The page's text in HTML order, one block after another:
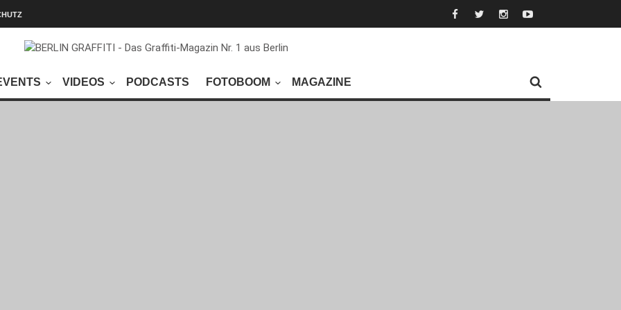
VIDEOS PODCASTS FOTOBOOM MAGAZINE